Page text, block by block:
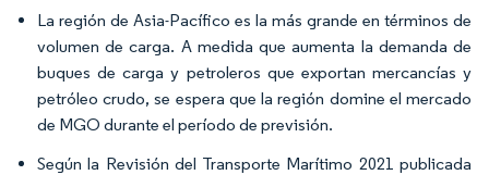
La región de Asia-Pacífico es la más grande en términos de
volumen de carga. A medida que aumenta la demanda de
buques de carga y petroleros que exportan mercancías y
petróleo crudo, se espera que la región domine el mercado
de MGO durante el período de previsión.
Según la Revisión del Transporte Marítimo 2021 publicada